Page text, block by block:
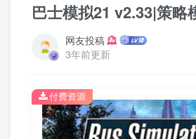
巴士模拟21 v2.33|策
网友投稿
3年前更新
付费资源